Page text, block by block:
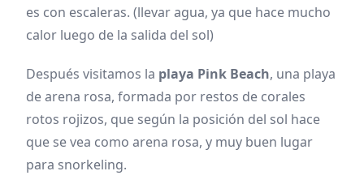
es con escaleras. (llevar agua, ya que hace mucho
calor luego de la salida del sol)
Después visitamos la playa Pink Beach, una playa
de arena rosa, formada por restos de corales
rotos rojizos, que según la posición del sol hace
que se vea como arena rosa, y muy buen lugar
para snorkeling.